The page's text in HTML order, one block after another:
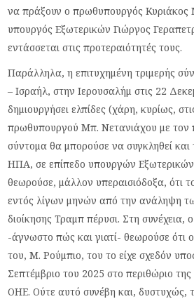
να πράξουν ο πρωθυπουργός Κυριάκος
υπουργός Εξωτερικών Γιώργος
εντάσσεται στις προτεραιότητές τους.
Παράλληλα, η επιτυχημένη τριμερής
– Ισραήλ, στην Ιερουσαλήμ στις 22
δημιουργήσει ελπίδες (χάρη, κυρίως,
πρωθυπουργού Μπ. Νετανιάχου με τον
σύντομα θα μπορούσε να συγκληθεί και
ΗΠΑ, σε επίπεδο υπουργών
θεωρούσε, μάλλον υπεραισιόδοξα, ότι
εντός λίγων μηνών από την ανάληψη
διοίκησης Τραμπ πέρυσι. Στη συνέχεια,
-άγνωστο πώς και γιατί- θεωρούσε ότι
του, Μ. Ρούμπιο, του το είχε σχεδόν
Σεπτέμβριο του 2025 στο περιθώριο
ΟΗΕ. Ούτε αυτό συνέβη και, δυστυχώς,